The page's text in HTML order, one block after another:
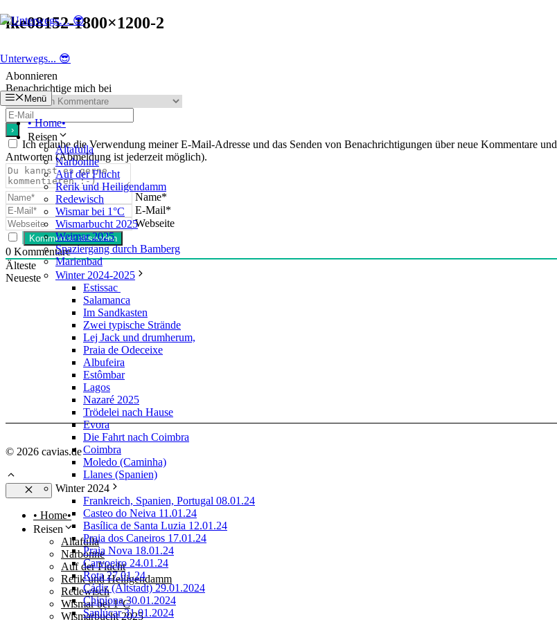
Zum
Inhalt
Unterwegs... 😎
Menü
• Home•
Reisen
Altafulla
Narbonne
Auf der Flucht
Rerik und Heiligendamm
Redewisch
Wismar bei 1°C
Wismarbucht 2025
Weimar 2025
Spaziergang durch Bamberg
Marienbad
Winter 2024-2025
Estissac
Salamanca
Im Sandkasten
Zwei typische Strände
Lej Jack und drumherum,
Praia de Odeceixe
Albufeira
Estômbar
Lagos
Nazaré 2025
Trödelei nach Hause
Evora
Die Fahrt nach Coimbra
Coimbra
Moledo (Caminha)
Llanes (Spanien)
Winter 2024
Frankreich, Spanien, Portugal 08.01.24
Casteo do Neiva 11.01.24
Basílica de Santa Luzia 12.01.24
Praia dos Caneiros 17.01.24
Praia Nova 18.01.24
Carvoeiro 24.01.24
Rota 27.01.24
Cádiz (Altstadt) 29.01.2024
Chipiona 30.01.2024
Sanlúcar 31.01.2024
ike08152-1800×1200-2
Abonnieren
Benachrichtige mich bei
Ich erlaube die Verwendung meiner E-Mail-Adresse und das Senden von Benachrichtigungen über neue Kommentare und
Antworten (Abmeldung ist jederzeit möglich).
Name*
E-Mail*
Webseite
0 Kommentare
Älteste
Neueste
© 2026 cavias.de
Schließen
• Home•
Reisen
Altafulla
Narbonne
Auf der Flucht
Rerik und Heiligendamm
Redewisch
Wismar bei 1°C
Wismarbucht 2025